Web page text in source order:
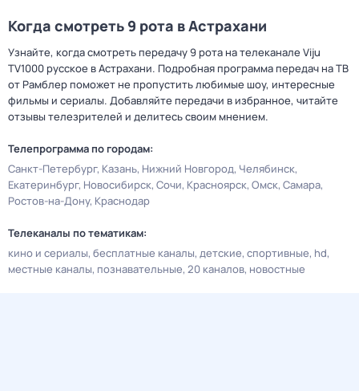
Когда смотреть 9 рота в Астрахани
Узнайте, когда смотреть передачу 9 рота на телеканале Viju
TV1000 русское в Астрахани. Подробная программа передач на ТВ
от Рамблер поможет не пропустить любимые шоу, интересные
фильмы и сериалы. Добавляйте передачи в избранное, читайте
отзывы телезрителей и делитесь своим мнением.
Телепрограмма по городам:
Санкт-Петербург Казань Нижний Новгород Челябинск
Екатеринбург Новосибирск Сочи Красноярск Омск Самара
Ростов-на-Дону Краснодар
Телеканалы по тематикам:
кино и сериалы бесплатные каналы детские спортивные hd
местные каналы познавательные 20 каналов новостные